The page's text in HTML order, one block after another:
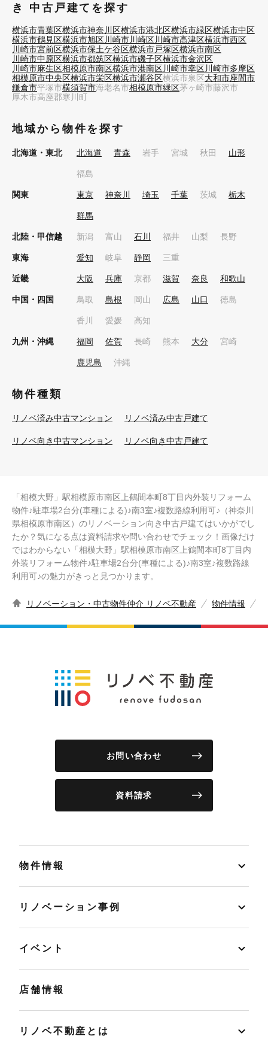
き 中古戸建てを探す
横浜市青葉区横浜市神奈川区横浜市港北区横浜市緑区横浜市中区
横浜市鶴見区横浜市旭区川崎市川崎区川崎市高津区横浜市西区
川崎市宮前区横浜市保土ケ谷区横浜市戸塚区横浜市南区
川崎市中原区横浜市都筑区横浜市磯子区横浜市金沢区
川崎市麻生区相模原市南区横浜市港南区川崎市幸区川崎市多摩区
相模原市中央区横浜市栄区横浜市瀬谷区横浜市泉区大和市座間市
鎌倉市平塚市横須賀市海老名市相模原市緑区茅ヶ崎市藤沢市
厚木市高座郡寒川町
地域から物件を探す
北海道・東北 北海道 青森 岩手 宮城 秋田 山形
福島
関東 東京 神奈川 埼玉 千葉 茨城 栃木
群馬
北陸・甲信越 新潟 富山 石川 福井 山梨 長野
東海 愛知 岐阜 静岡 三重
近畿 大阪 兵庫 京都 滋賀 奈良 和歌山
中国・四国 鳥取 島根 岡山 広島 山口 徳島
香川 愛媛 高知
九州・沖縄 福岡 佐賀 長崎 熊本 大分 宮崎
鹿児島 沖縄
物件種類
リノベ済み中古マンション リノベ済み中古戸建て
リノベ向き中古マンション リノベ向き中古戸建て
「相模大野」駅相模原市南区上鶴間本町8丁目内外装リフォーム
物件♪駐車場2台分(車種による)♪南3室♪複数路線利用可♪（神奈川
県相模原市南区）のリノベーション向き中古戸建てはいかがでし
たか？気になる点は資料請求や問い合わせでチェック！画像だけ
ではわからない「相模大野」駅相模原市南区上鶴間本町8丁目内
外装リフォーム物件♪駐車場2台分(車種による)♪南3室♪複数路線
利用可♪の魅力がきっと見つかります。
リノベーション・中古物件仲介 リノベ不動産 物件情報
お問い合わせ
資料請求
物件情報
リノベーション事例
イベント
店舗情報
リノベ不動産とは